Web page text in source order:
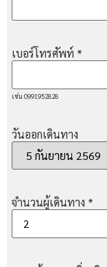
เบอร์โทรศัพท์ *
เช่น 0991952828
วันออกเดินทาง
จำนวนผู้เดินทาง *